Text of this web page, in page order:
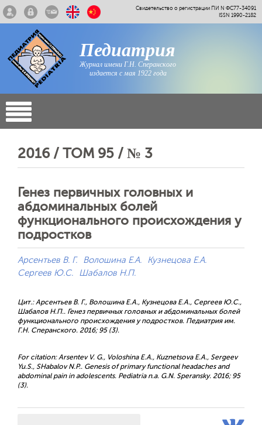
Свидетельство о регистрации ПИ N ФС77-34091
ISSN 1990-2182
Педиатрия
Журнал имени Г.Н. Сперанского
издается с мая 1922 года
2016 / ТОМ 95 / № 3
Генез первичных головных и
абдоминальных болей
функционального происхождения у
подростков
Арсентьев В. Г. Волошина Е.А.
Кузнецова Е.А.
Сергеев Ю.С.
Шабалов Н.П.
Цит.: Арсентьев В. Г., Волошина Е.А., Кузнецова Е.А., Сергеев Ю.С.,
Шабалов Н.П.. Генез первичных головных и абдоминальных болей
функционального происхождения у подростков. Педиатрия им.
Г.Н. Сперанского. 2016; 95 (3).
For citation: Arsentev V. G., Voloshina E.A., Kuznetsova E.A., Sergeev
Yu.S., SHabalov N.P.. Genesis of primary functional headaches and
abdominal pain in adolescents. Pediatria n.a. G.N. Speransky. 2016; 95
(3).